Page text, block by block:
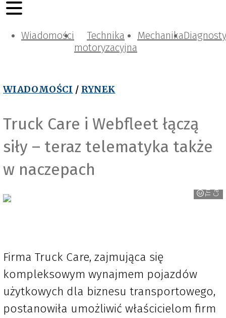
Wiadomości
Technika
motoryzacyjna
Mechanika
WIADOMOŚCI / RYNEK
Truck Care i Webfleet łączą
siły – teraz telematyka także
w naczepach
T
r
uc
k
C
a
re
Firma Truck Care, zajmująca się
kompleksowym wynajmem pojazdów
użytkowych dla biznesu transportowego,
postanowiła umożliwić właścicielom firm